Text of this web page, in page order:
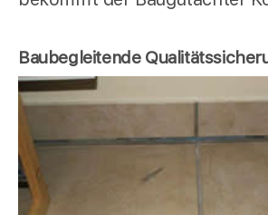
Baubegleitende